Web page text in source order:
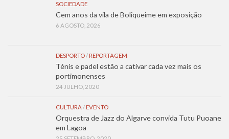
SOCIEDADE
Cem anos da vila de Boliqueime em exposição
6 AGOSTO, 2026
DESPORTO/ REPORTAGEM
Ténis e padel estão a cativar cada vez mais os
portimonenses
24 JULHO, 2020
CULTURA/ EVENTO
Orquestra de Jazz do Algarve convida Tutu Puoane
em Lagoa